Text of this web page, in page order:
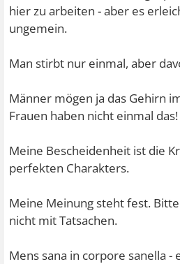
hier zu arbeiten - aber es
ungemein.
Man stirbt nur einmal, aber
Männer mögen ja das Gehirn
Frauen haben nicht einmal das!
Meine Bescheidenheit ist die
perfekten Charakters.
Meine Meinung steht fest.
nicht mit Tatsachen.
Mens sana in corpore sanella -